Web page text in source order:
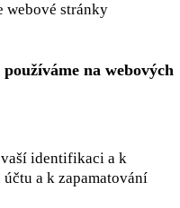
webové stránky
na webových
identifikaci a k
a k zapamatování